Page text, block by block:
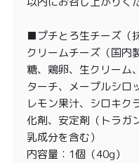
■プチとろ生チーズ（
クリームチーズ（国内
糖、鶏卵、生クリーム
ターチ、メープルシロ
レモン果汁、シロキク
化剤、安定剤（トラガ
乳成分を含む）
内容量：1個（40g）